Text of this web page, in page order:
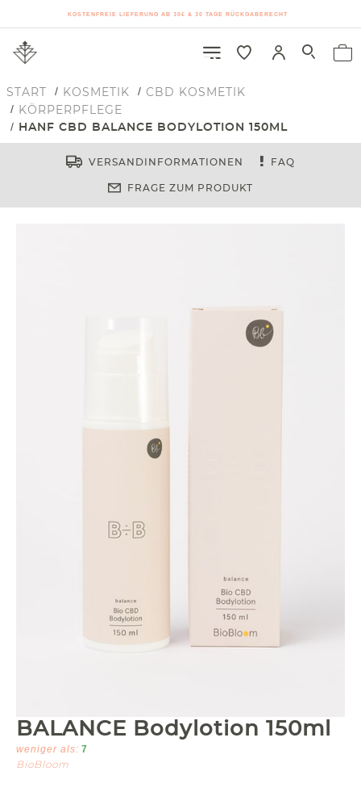
KOSTENFREIE LIEFERUNG AB 30€ & 30 TAGE RÜCKGABERECHT
START KOSMETIK
CBD KOSMETIK
KÖRPERPFLEGE
HANF CBD BALANCE BODYLOTION 150ML
VERSANDINFORMATIONEN FAQ
FRAGE ZUM PRODUKT
BALANCE Bodylotion 150ml
weniger als: 7
BioBloom